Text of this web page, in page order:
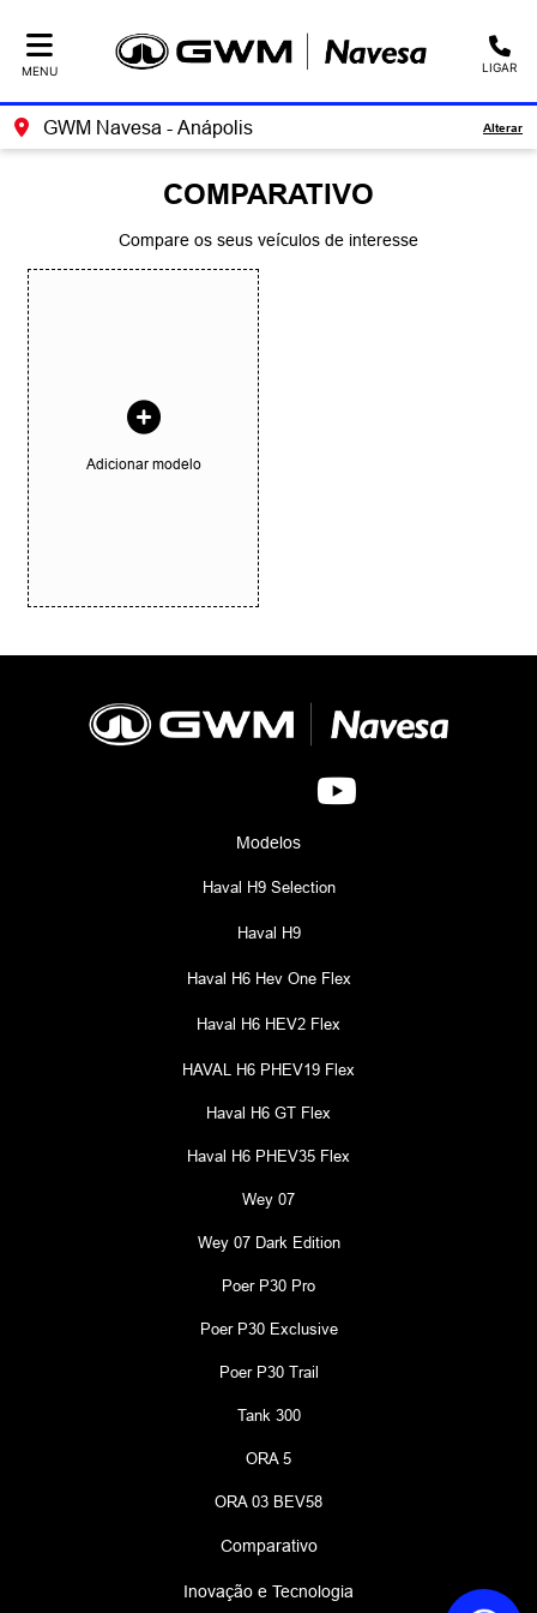
MENU LIGAR
GWM Navesa - Anápolis Alterar
COMPARATIVO
Compare os seus veículos de interesse
Adicionar modelo
Modelos
Haval H9 Selection
Haval H9
Haval H6 Hev One Flex
Haval H6 HEV2 Flex
HAVAL H6 PHEV19 Flex
Haval H6 GT Flex
Haval H6 PHEV35 Flex
Wey 07
Wey 07 Dark Edition
Poer P30 Pro
Poer P30 Exclusive
Poer P30 Trail
Tank 300
ORA 5
ORA 03 BEV58
Comparativo
Inovação e Tecnologia